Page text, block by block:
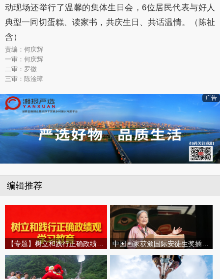
动现场还举行了温馨的集体生日会，6位居民代表与好人
典型一同切蛋糕、读家书，共庆生日、共话温情。（陈祉
含）
责编：何庆辉
一审：何庆辉
二审：罗徽
三审：陈淦璋
广告
编辑推荐